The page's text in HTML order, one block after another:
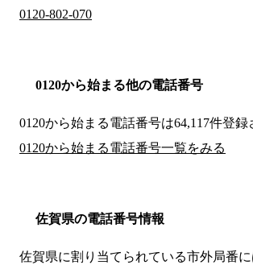
0120-802-070
0120から始まる他の電話番号
0120から始まる電話番号は64,117件登録
0120から始まる電話番号一覧をみる
佐賀県の電話番号情報
佐賀県に割り当てられている市外局番に